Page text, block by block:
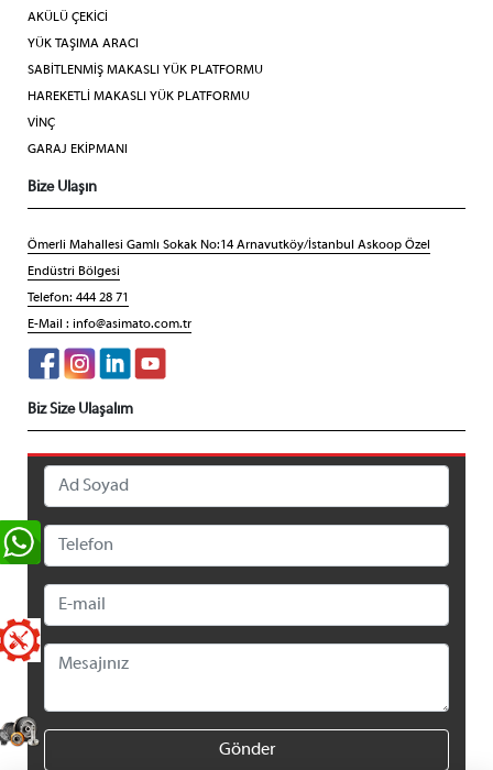
AKÜLÜ ÇEKİCİ
YÜK TAŞIMA ARACI
SABİTLENMİŞ MAKASLI YÜK PLATFORMU
HAREKETLİ MAKASLI YÜK PLATFORMU
VİNÇ
GARAJ EKİPMANI
Bize Ulaşın
Ömerli Mahallesi Gamlı Sokak No:14 Arnavutköy/İstanbul Askoop Özel
Endüstri Bölgesi
Telefon: 444 28 71
E-Mail : info@asimato.com.tr
Biz Size Ulaşalım
Gönder